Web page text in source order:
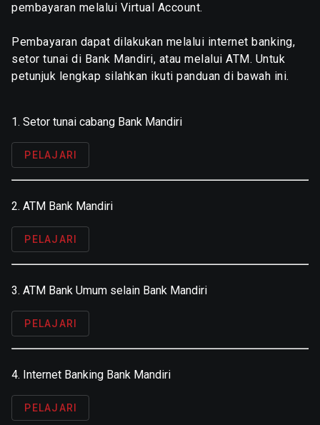
pembayaran melalui Virtual Account.
Pembayaran dapat dilakukan melalui internet banking,
setor tunai di Bank Mandiri, atau melalui ATM. Untuk
petunjuk lengkap silahkan ikuti panduan di bawah ini.
1. Setor tunai cabang Bank Mandiri
PELAJARI
2. ATM Bank Mandiri
PELAJARI
3. ATM Bank Umum selain Bank Mandiri
PELAJARI
4. Internet Banking Bank Mandiri
PELAJARI